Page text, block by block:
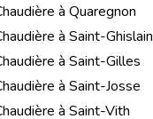
à Quaregnon
à Saint-Ghislain
à Saint-Gilles
à Saint-Josse
à Saint-Vith